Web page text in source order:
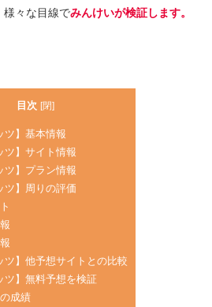
様々な目線でみんけいが検証します。
目次 [閉]
ツ】基本情報
ツ】サイト情報
ツ】プラン情報
ツ】周りの評価
ツ】他予想サイトとの比較
ツ】無料予想を検証
成績